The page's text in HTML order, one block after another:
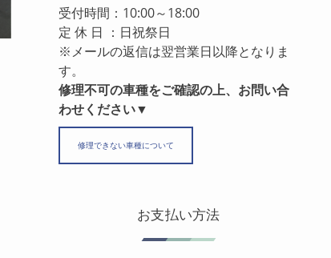
受付時間：10:00～18:00
定 休 日 ：日祝祭日
※メールの返信は翌営業日以降となりま
す。
修理不可の車種をご確認の上、お問い合
わせください▼
修理できない車種について
お支払い方法